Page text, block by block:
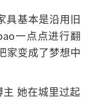
具基本是沿用旧
一点点进行翻
家变成了梦想中